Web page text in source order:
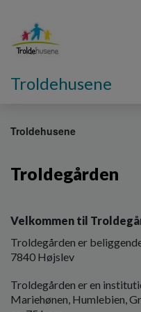
Troldehusene
Troldehusene
Troldegården
Velkommen til
Troldegården er
7840 Højslev
Troldegården er en
Mariehønen, Humlebien,